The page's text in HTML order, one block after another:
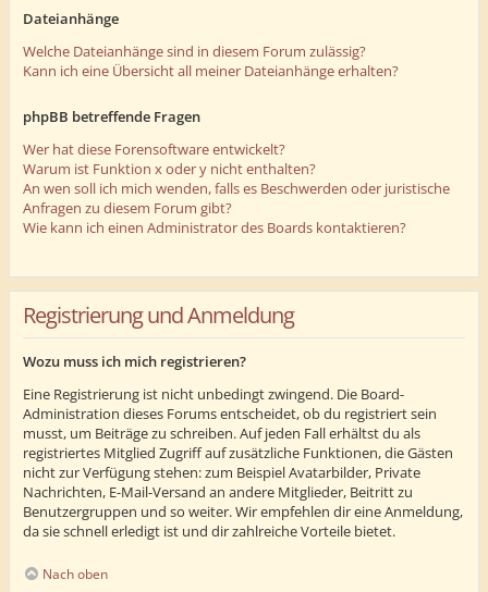
Dateianhänge
Welche Dateianhänge sind in diesem Forum zulässig?
Kann ich eine Übersicht all meiner Dateianhänge erhalten?
phpBB betreffende Fragen
Wer hat diese Forensoftware entwickelt?
Warum ist Funktion x oder y nicht enthalten?
An wen soll ich mich wenden, falls es Beschwerden oder juristische
Anfragen zu diesem Forum gibt?
Wie kann ich einen Administrator des Boards kontaktieren?
Registrierung und Anmeldung
Wozu muss ich mich registrieren?
Eine Registrierung ist nicht unbedingt zwingend. Die Board-
Administration dieses Forums entscheidet, ob du registriert sein
musst, um Beiträge zu schreiben. Auf jeden Fall erhältst du als
registriertes Mitglied Zugriff auf zusätzliche Funktionen, die Gästen
nicht zur Verfügung stehen: zum Beispiel Avatarbilder, Private
Nachrichten, E-Mail-Versand an andere Mitglieder, Beitritt zu
Benutzergruppen und so weiter. Wir empfehlen dir eine Anmeldung,
da sie schnell erledigt ist und dir zahlreiche Vorteile bietet.
Nach oben